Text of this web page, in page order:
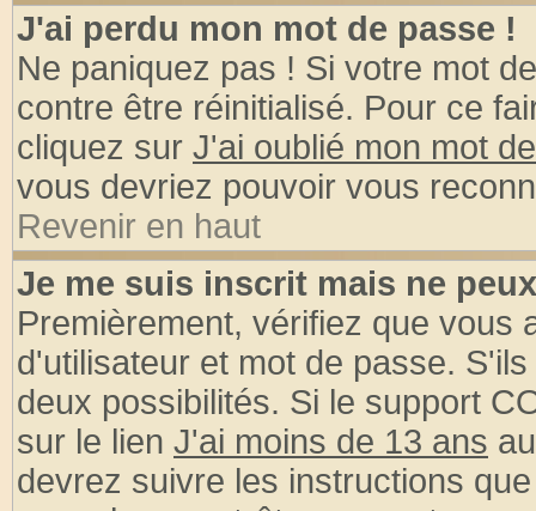
J'ai perdu mon mot de passe !
Ne paniquez pas ! Si votre mot
contre être réinitialisé. Pour ce
cliquez sur J'ai oublié mon mot
vous devriez pouvoir vous
Revenir en haut
Je me suis inscrit mais ne
Premièrement, vérifiez que vous
d'utilisateur et mot de passe.
deux possibilités. Si le support
sur le lien J'ai moins de 13 ans
devrez suivre les instructions